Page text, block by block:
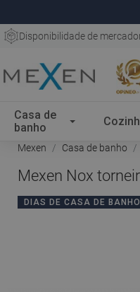
Disponibilidade de
Casa de
banho
Mexen Casa de banho
Mexen Nox
DIAS DE CASA DE BANHO